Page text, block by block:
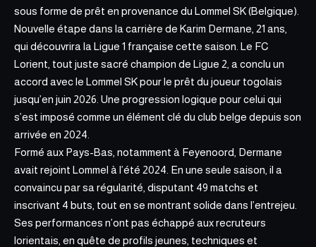
sous forme de prêt en provenance du Lommel SK (Belgique).
Nouvelle étape dans la carrière de Karim Dermane, 21 ans,
qui découvrira la Ligue 1 française cette saison. Le FC
Lorient, tout juste sacré champion de Ligue 2, a conclu un
accord avec le Lommel SK pour le prêt du joueur togolais
jusqu’en juin 2026. Une progression logique pour celui qui
s’est imposé comme un élément clé du club belge depuis son
arrivée en 2024.
Formé aux Pays-Bas, notamment à Feyenoord, Dermane
avait rejoint Lommel à l’été 2024. En une seule saison, il a
convaincu par sa régularité, disputant 49 matchs et
inscrivant 4 buts, tout en se montrant solide dans l’entrejeu.
Ses performances n’ont pas échappé aux recruteurs
lorientais, en quête de profils jeunes, techniques et